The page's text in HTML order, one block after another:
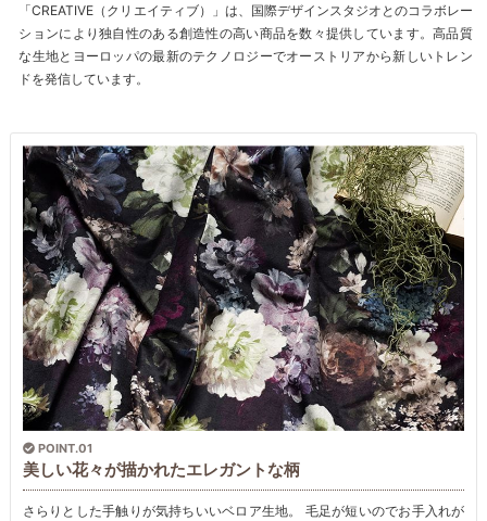
「CREATIVE（クリエイティブ）」は、国際デザインスタジオとのコラボレー
ションにより独自性のある創造性の高い商品を数々提供しています。高品質
な生地とヨーロッパの最新のテクノロジーでオーストリアから新しいトレン
ドを発信しています。
POINT.01
美しい花々が描かれたエレガントな柄
さらりとした手触りが気持ちいいベロア生地。 毛足が短いのでお手入れが